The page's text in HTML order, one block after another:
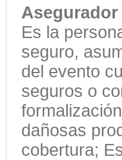
Asegurador
Es la
seguro,
del evento
seguros o
dañosas
cobertura;